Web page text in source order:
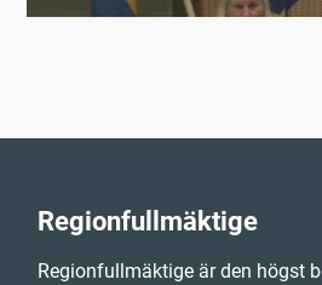
Regionfullmäktige
Regionfullmäktige är den högst